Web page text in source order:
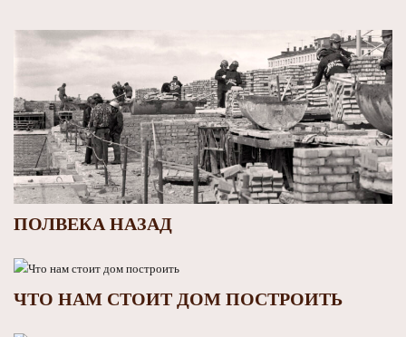
ПОЛВЕКА НАЗАД
ЧТО НАМ СТОИТ ДОМ ПОСТРОИТЬ